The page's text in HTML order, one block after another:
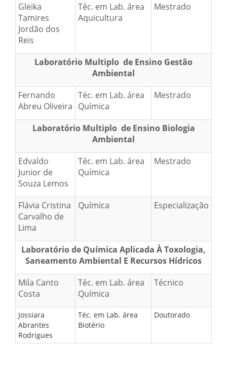
Gleika
Tamires
Jordão dos
Reis
Téc. em Lab. área
Aquicultura
Mestrado
Laboratório Multiplo de Ensino Gestão
Ambiental
Fernando
Abreu Oliveira
Téc. em Lab. área
Química
Mestrado
Laboratório Multiplo de Ensino Biologia
Ambiental
Edvaldo
Junior de
Souza Lemos
Téc. em Lab. área
Química
Mestrado
Flávia Cristina
Carvalho de
Lima
Química Especialização
Laboratório de Química Aplicada À Toxologia,
Saneamento Ambiental E Recursos Hídricos
Mila Canto
Costa
Téc. em Lab. área
Química
Técnico
Jossiara
Abrantes
Rodrigues
Téc. em Lab. área
Biotério
Doutorado